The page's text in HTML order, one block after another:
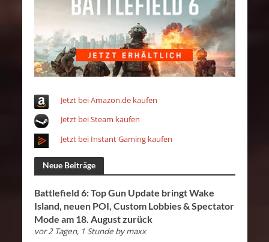
Jetzt bei Amazon.de kaufen
Jetzt bei Steam kaufen
Jetzt bei Instant Gaming kaufen
Neue Beiträge
Battlefield 6: Top Gun Update bringt Wake
Island, neuen POI, Custom Lobbies & Spectator
Mode am 18. August zurück
vor 2 Tagen, 1 Stunde bymaxx